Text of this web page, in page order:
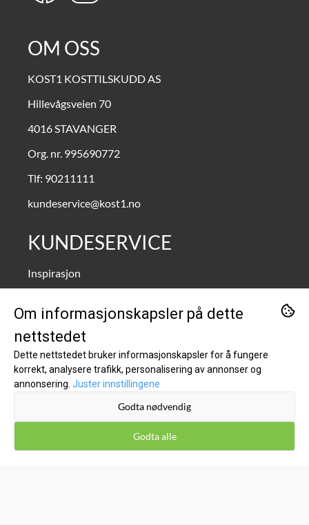
OM OSS
KOST1 KOSTTILSKUDD AS
Hillevågsveien 70
4016 STAVANGER
Org. nr. 995690772
Tlf: 90211111
kundeservice@kost1.no
KUNDESERVICE
Inspirasjon
Kontakt oss
Leveringsinfo
Kost1 Bikubå Hillevåg/Stavanger - Kjøp lokalt til lave
Om informasjonskapsler på dette
nettstedet
Dette nettstedet bruker informasjonskapsler for å fungere
korrekt, analysere trafikk, personalisering av annonser og
annonsering. Juster innstillingene
Godta nødvendig
Godta alle